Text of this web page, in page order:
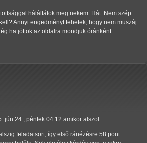
háláltátok meg nekem. Hát. Nem szép.
Annyi engedményt tehetek, hogy nem muszáj
ha jöttök az oldalra mondjuk óránként.
jún 24., péntek 04:12 amikor alszol
feladatsort, így első ránézésre 58 pont